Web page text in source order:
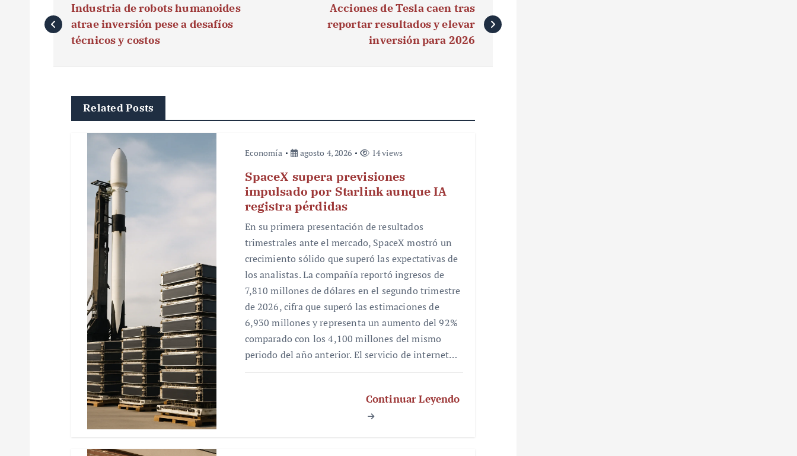
a
Industria de robots humanoides
atrae inversión pese a desafíos
técnicos y costos
Acciones de Tesla caen tras
reportar resultados y elevar
inversión para 2026
Related Posts
Economía agosto 4, 2026 14 views
SpaceX supera previsiones
impulsado por Starlink aunque IA
registra pérdidas
En su primera presentación de resultados
trimestrales ante el mercado, SpaceX mostró un
crecimiento sólido que superó las expectativas de
los analistas. La compañía reportó ingresos de
7,810 millones de dólares en el segundo trimestre
de 2026, cifra que superó las estimaciones de
6,930 millones y representa un aumento del 92%
comparado con los 4,100 millones del mismo
periodo del año anterior. El servicio de internet…
Continuar Leyendo